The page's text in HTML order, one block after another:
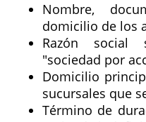
Nombre,
domicilio de los
Razón social
"sociedad por
Domicilio
sucursales que
Término de